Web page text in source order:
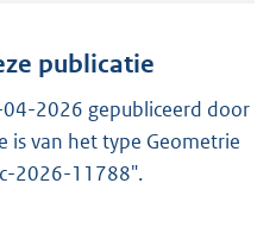
n
s
r
o
publicatie
2026 gepubliceerd door
is van het type Geometrie
2026-11788".